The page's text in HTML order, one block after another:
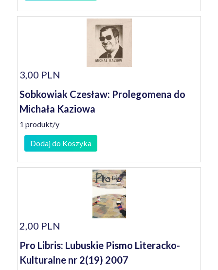
3,00 PLN
Sobkowiak Czesław: Prolegomena do
Michała Kaziowa
1 produkt/y
Dodaj do Koszyka
2,00 PLN
Pro Libris: Lubuskie Pismo Literacko-
Kulturalne nr 2(19) 2007